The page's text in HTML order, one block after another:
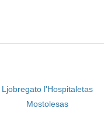
Ljobregato l'Hospitaletas
Mostolesas